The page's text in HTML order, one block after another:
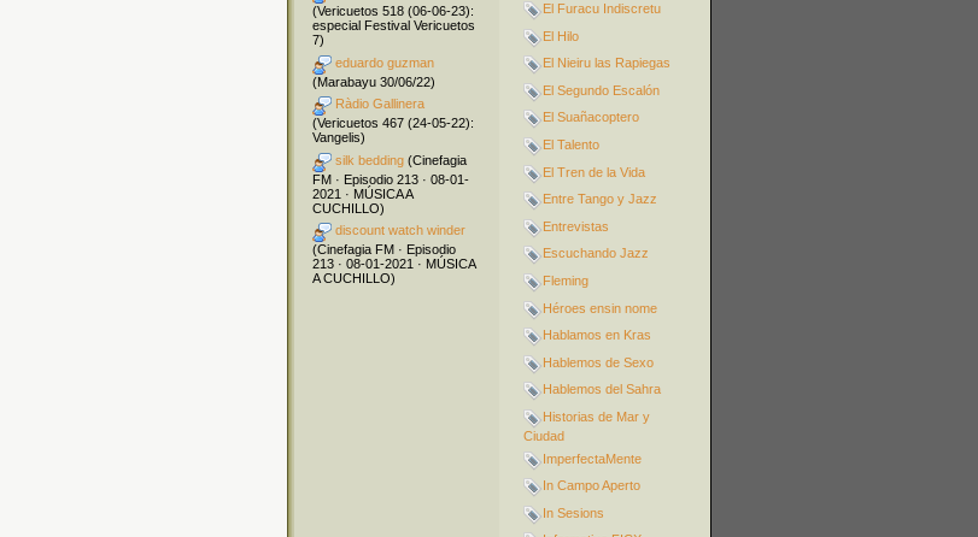
El Furacu Indiscretu
El Hilo
El Nieiru las Rapiegas
El Segundo Escalón
El Suañacoptero
El Talento
El Tren de la Vida
Entre Tango y Jazz
Entrevistas
Escuchando Jazz
Fleming
Héroes ensin nome
Hablamos en Kras
Hablemos de Sexo
Hablemos del Sahra
Historias de Mar y
Ciudad
ImperfectaMente
In Campo Aperto
In Sesions
(Vericuetos 518 (06-06-23):
especial Festival Vericuetos
7)
eduardo guzman
(Marabayu 30/06/22)
Ràdio Gallinera
(Vericuetos 467 (24-05-22):
Vangelis)
silk bedding (Cinefagia
FM · Episodio 213 · 08-01-
2021 · MÚSICA A
CUCHILLO)
discount watch winder
(Cinefagia FM · Episodio
213 · 08-01-2021 · MÚSICA
A CUCHILLO)